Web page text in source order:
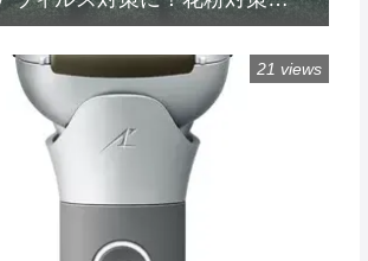
/Amazon/Yahoo/PayPay
21 views